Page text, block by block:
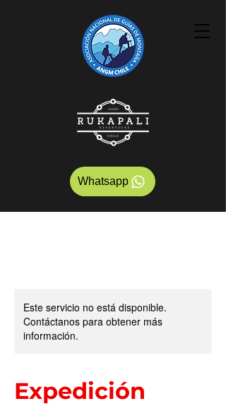
Whatsapp
Este servicio no está disponible.
Contáctanos para obtener más
información.
Expedición